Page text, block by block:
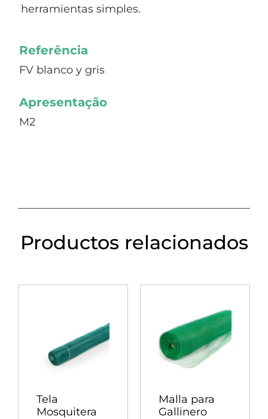
herramientas simples.
Referência
FV blanco y gris
Apresentação
M2
Productos relacionados
Tela
Mosquitera
Malla para
Gallinero